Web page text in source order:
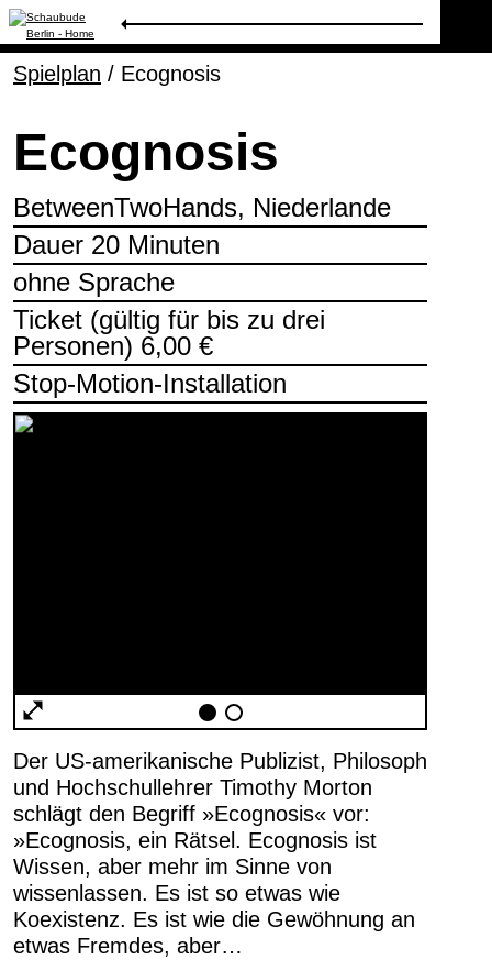
Programm
Ticket
Barrierefreihei
t
Über uns
AGB
Impressum
Datenschutz
Barrierefreiheitserklärung
Spielplan / Ecognosis
Ecognosis
BetweenTwoHands, Niederlande
Dauer 20 Minuten
ohne Sprache
Ticket (gültig für bis zu drei
Personen) 6,00 €
Stop-Motion-Installation
Der US-amerikanische Publizist, Philosoph
und Hochschullehrer Timothy Morton
schlägt den Begriff »Ecognosis« vor:
»Ecognosis, ein Rätsel. Ecognosis ist
Wissen, aber mehr im Sinne von
wissenlassen. Es ist so etwas wie
Koexistenz. Es ist wie die Gewöhnung an
etwas Fremdes, aber…